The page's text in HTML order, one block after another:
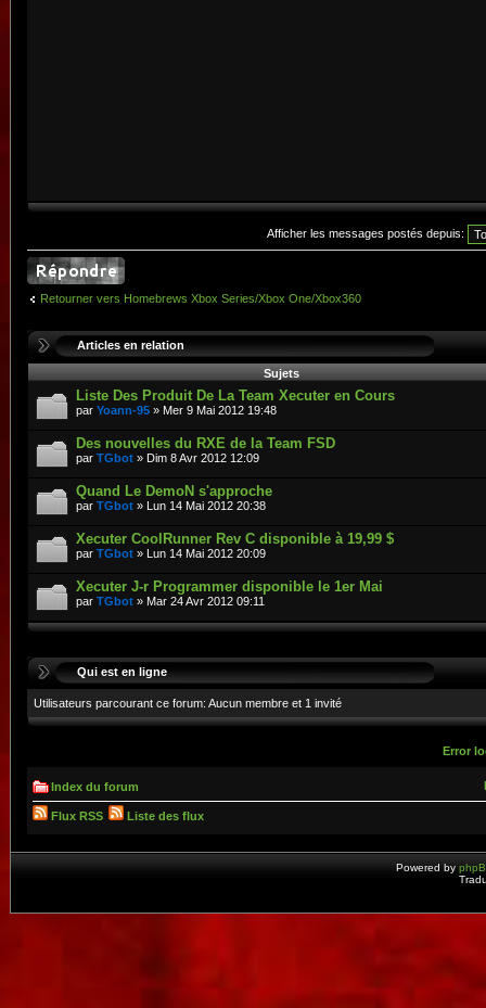
Afficher les messages postés depuis:
Retourner vers Homebrews Xbox Series/Xbox One/Xbox360
Articles en relation
Sujets
Liste Des Produit De La Team Xecuter en Cours
par Yoann-95 » Mer 9 Mai 2012 19:48
Des nouvelles du RXE de la Team FSD
par TGbot » Dim 8 Avr 2012 12:09
Quand Le DemoN s'approche
par TGbot » Lun 14 Mai 2012 20:38
Xecuter CoolRunner Rev C disponible à 19,99 $
par TGbot » Lun 14 Mai 2012 20:09
Xecuter J-r Programmer disponible le 1er Mai
par TGbot » Mar 24 Avr 2012 09:11
Qui est en ligne
Utilisateurs parcourant ce forum: Aucun membre et 1 invité
Error
Index du forum
Flux RSS Liste des flux
Powered by